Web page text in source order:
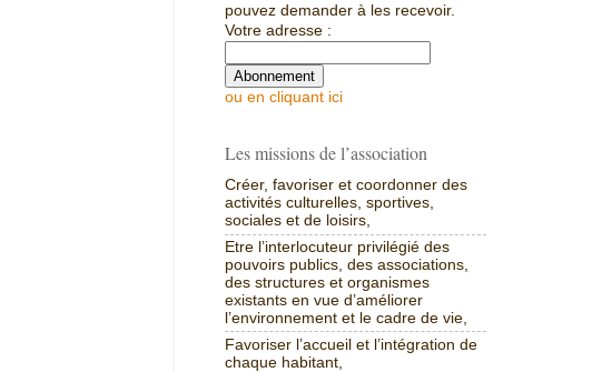
pouvez demander à les recevoir.
Votre adresse :
ou en cliquant ici
Les missions de l’association
Créer, favoriser et coordonner des
activités culturelles, sportives,
sociales et de loisirs,
Etre l’interlocuteur privilégié des
pouvoirs publics, des associations,
des structures et organismes
existants en vue d’améliorer
l’environnement et le cadre de vie,
Favoriser l’accueil et l’intégration de
chaque habitant,